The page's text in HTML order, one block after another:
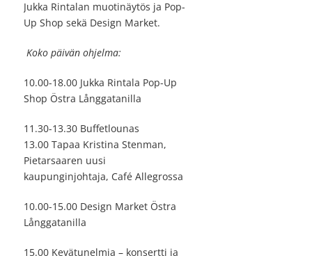
Jukka Rintalan muotinäytös ja Pop-
Up Shop sekä Design Market.
Koko päivän ohjelma:
10.00-18.00 Jukka Rintala Pop-Up
Shop Östra Långgatanilla
11.30-13.30 Buffetlounas
13.00 Tapaa Kristina Stenman,
Pietarsaaren uusi
kaupunginjohtaja, Café Allegrossa
10.00-15.00 Design Market Östra
Långgatanilla
15.00 Kevätunelmia – konsertti ja